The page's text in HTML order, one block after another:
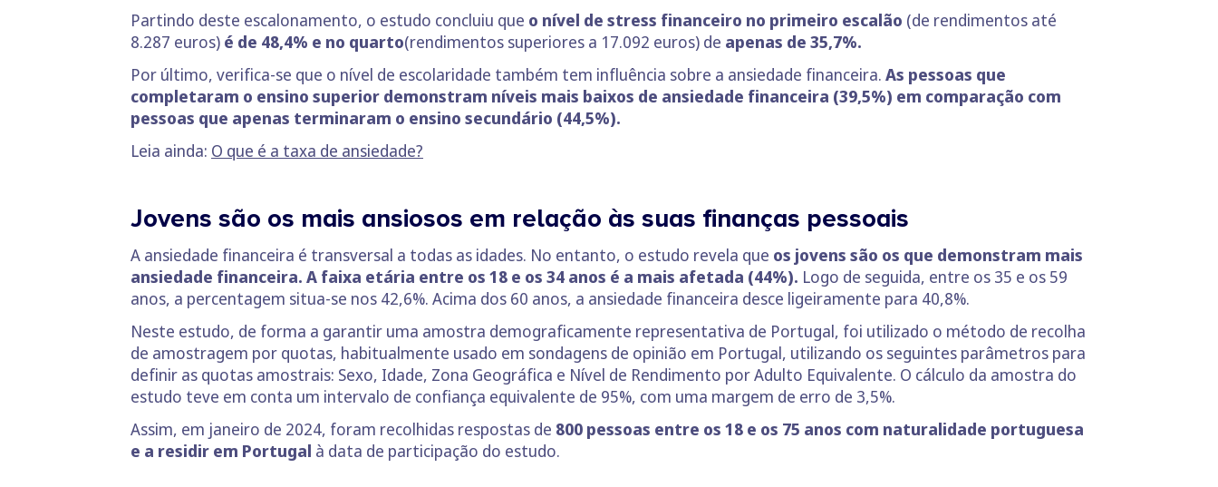
Partindo deste escalonamento, o estudo concluiu que o nível de stress financeiro no primeiro escalão (de rendimentos até
8.287 euros) é de 48,4% e no quarto(rendimentos superiores a 17.092 euros) de apenas de 35,7%.
Por último, verifica-se que o nível de escolaridade também tem influência sobre a ansiedade financeira. As pessoas que
completaram o ensino superior demonstram níveis mais baixos de ansiedade financeira (39,5%) em comparação com
pessoas que apenas terminaram o ensino secundário (44,5%).
Leia ainda: O que é a taxa de ansiedade?
Jovens são os mais ansiosos em relação às suas finanças pessoais
A ansiedade financeira é transversal a todas as idades. No entanto, o estudo revela que os jovens são os que demonstram mais
ansiedade financeira. A faixa etária entre os 18 e os 34 anos é a mais afetada (44%). Logo de seguida, entre os 35 e os 59
anos, a percentagem situa-se nos 42,6%. Acima dos 60 anos, a ansiedade financeira desce ligeiramente para 40,8%.
Neste estudo, de forma a garantir uma amostra demograficamente representativa de Portugal, foi utilizado o método de recolha
de amostragem por quotas, habitualmente usado em sondagens de opinião em Portugal, utilizando os seguintes parâmetros para
definir as quotas amostrais: Sexo, Idade, Zona Geográfica e Nível de Rendimento por Adulto Equivalente. O cálculo da amostra do
estudo teve em conta um intervalo de confiança equivalente de 95%, com uma margem de erro de 3,5%.
Assim, em janeiro de 2024, foram recolhidas respostas de 800 pessoas entre os 18 e os 75 anos com naturalidade portuguesa
e a residir em Portugal à data de participação do estudo.